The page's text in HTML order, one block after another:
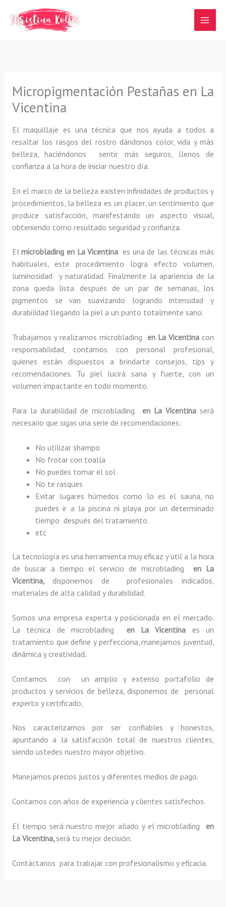
contenido
Micropigmentación Pestañas en La
Vicentina
El maquillaje es una técnica que nos ayuda a todos a
resaltar los rasgos del rostro dándonos color, vida y más
belleza, haciéndonos sentir más seguros, llenos de
confianza a la hora de iniciar nuestro día.
En el marco de la belleza existen infinidades de productos y
procedimientos, la belleza es un placer, un sentimiento que
produce satisfacción, manifestando un aspecto visual,
obteniendo como resultado seguridad y confianza.
Elmicroblading en La Vicentina es una de las técnicas más
habituales, este procedimiento logra efecto volumen,
luminosidad y naturalidad. Finalmente la apariencia de la
zona queda lista después de un par de semanas, los
pigmentos se van suavizando logrando intensidad y
durabilidad llegando la piel a un punto totalmente sano.
Trabajamos y realizamos microblading en La Vicentina con
responsabilidad, contamos con personal profesional,
quienes están dispuestos a brindarte consejos, tips y
recomendaciones. Tu piel lucirá sana y fuerte, con un
volumen impactante en todo momento.
Para la durabilidad de microblading en La Vicentina será
necesario que sigas una serie de recomendaciones:
No utilizar shampo
No frotar con toalla
No puedes tomar el sol
No te rasques
Evitar lugares húmedos como lo es el sauna, no
puedes ir a la piscina ni playa por un determinado
tiempo después del tratamiento.
etc
La tecnología es una herramienta muy eficaz y útil a la hora
de buscar a tiempo el servicio de microblading en La
Vicentina, disponemos de profesionales indicados,
materiales de alta calidad y durabilidad.
Somos una empresa experta y posicionada en el mercado.
La técnica de microblading en La Vicentina es un
tratamiento que define y perfecciona, manejamos juventud,
dinámica y creatividad.
Contamos con un amplio y extenso portafolio de
productos y servicios de belleza, disponemos de personal
experto y certificado,
Nos caracterizamos por ser confiables y honestos,
apuntando a la satisfacción total de nuestros clientes,
siendo ustedes nuestro mayor objetivo.
Manejamos precios justos y diferentes medios de pago.
Contamos con años de experiencia y clientes satisfechos.
El tiempo será nuestro mejor aliado y elmicroblading en
La Vicentina, será tu mejor decisión.
Contáctanos para trabajar con profesionalismo y eficacia.